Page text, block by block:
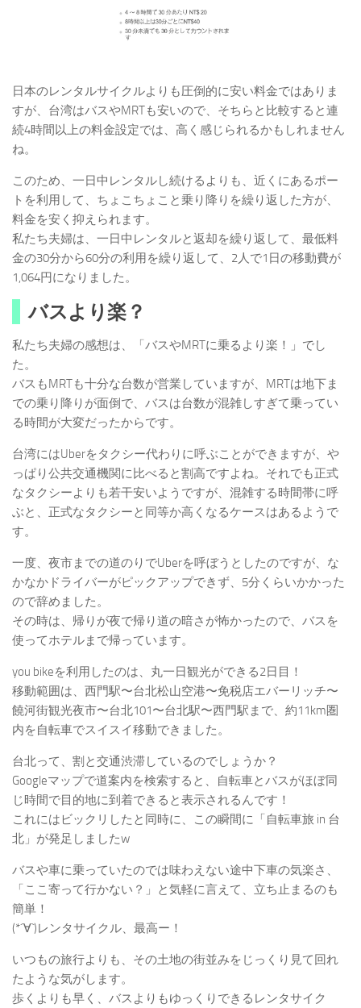
日本のレンタルサイクルよりも圧倒的に安い料金ではありま
すが、台湾はバスやMRTも安いので、そちらと比較すると連
続4時間以上の料金設定では、高く感じられるかもしれません
ね。
このため、一日中レンタルし続けるよりも、近くにあるポー
トを利用して、ちょこちょこと乗り降りを繰り返した方が、
料金を安く抑えられます。
私たち夫婦は、一日中レンタルと返却を繰り返して、最低料
金の30分から60分の利用を繰り返して、2人で1日の移動費が
1,064円になりました。
バスより楽？
私たち夫婦の感想は、「バスやMRTに乗るより楽！」でし
た。
バスもMRTも十分な台数が営業していますが、MRTは地下ま
での乗り降りが面倒で、バスは台数が混雑しすぎて乗ってい
る時間が大変だったからです。
台湾にはUberをタクシー代わりに呼ぶことができますが、や
っぱり公共交通機関に比べると割高ですよね。それでも正式
なタクシーよりも若干安いようですが、混雑する時間帯に呼
ぶと、正式なタクシーと同等か高くなるケースはあるようで
す。
一度、夜市までの道のりでUberを呼ぼうとしたのですが、な
かなかドライバーがピックアップできず、5分くらいかかった
ので辞めました。
その時は、帰りが夜で帰り道の暗さが怖かったので、バスを
使ってホテルまで帰っています。
you bikeを利用したのは、丸一日観光ができる2日目！
移動範囲は、西門駅〜台北松山空港〜免税店エバーリッチ〜
饒河街観光夜市〜台北101〜台北駅〜西門駅まで、約11km圏
内を自転車でスイスイ移動できました。
台北って、割と交通渋滞しているのでしょうか？
Googleマップで道案内を検索すると、自転車とバスがほぼ同
じ時間で目的地に到着できると表示されるんです！
これにはビックリしたと同時に、この瞬間に「自転車旅 in 台
北」が発足しましたw
バスや車に乗っていたのでは味わえない途中下車の気楽さ、
「ここ寄って行かない？」と気軽に言えて、立ち止まるのも
簡単！
(*´∀`)レンタサイクル、最高ー！
いつもの旅行よりも、その土地の街並みをじっくり見て回れ
たような気がします。
歩くよりも早く、バスよりもゆっくりできるレンタサイク